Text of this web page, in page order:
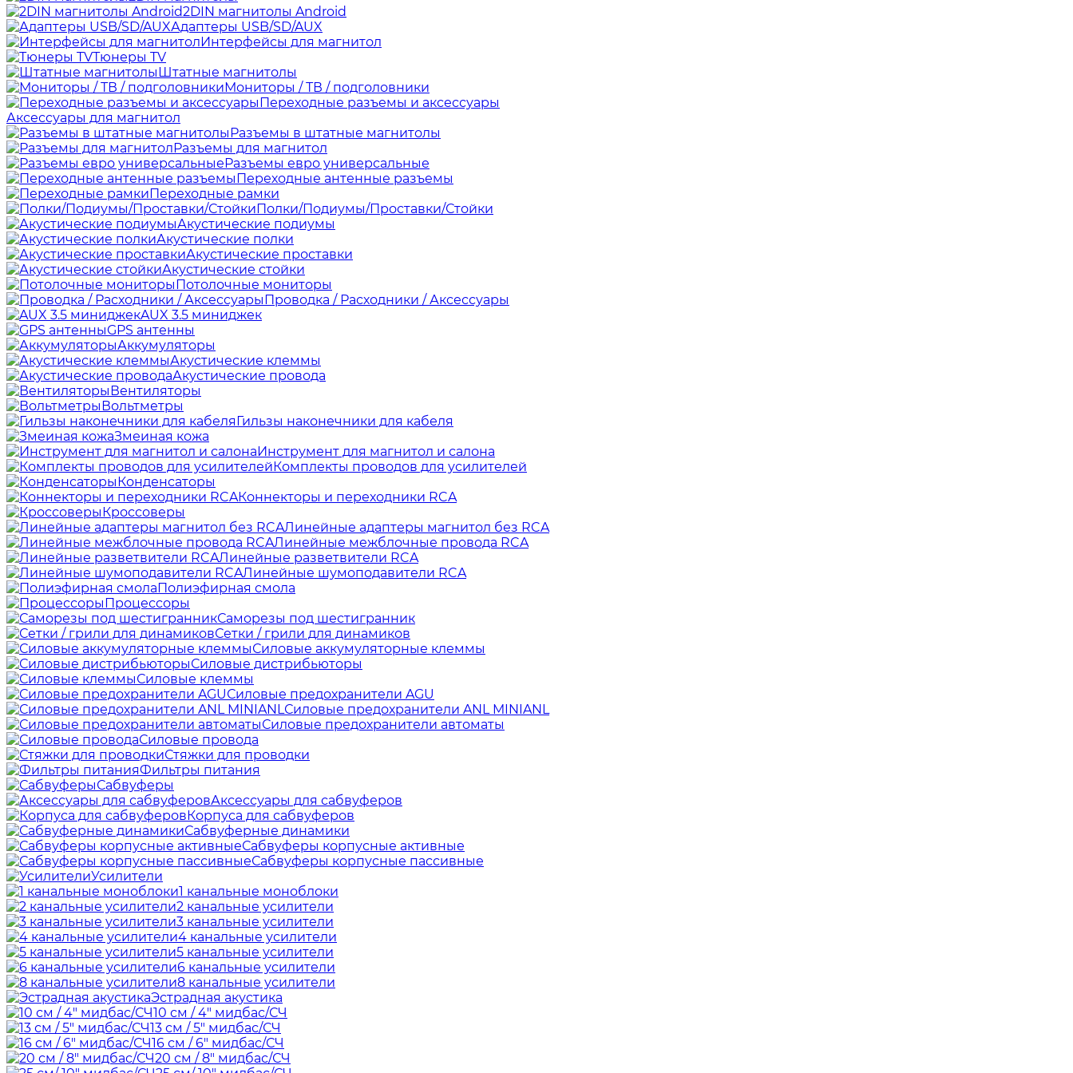
2DIN магнитолы Android
Адаптеры USB/SD/AUX
Интерфейсы для магнитол
Тюнеры TV
Штатные магнитолы
Мониторы / ТВ / подголовники
Переходные разъемы и аксессуары
Аксессуары для магнитол
Разъемы в штатные магнитолы
Разъемы для магнитол
Разъемы евро универсальные
Переходные антенные разъемы
Переходные рамки
Полки/Подиумы/Проставки/Стойки
Акустические подиумы
Акустические полки
Акустические проставки
Акустические стойки
Потолочные мониторы
Проводка / Расходники / Аксессуары
AUX 3.5 миниджек
GPS антенны
Аккумуляторы
Акустические клеммы
Акустические провода
Вентиляторы
Вольтметры
Гильзы наконечники для кабеля
Змеиная кожа
Инструмент для магнитол и салона
Комплекты проводов для усилителей
Конденсаторы
Коннекторы и переходники RCA
Кроссоверы
Линейные адаптеры магнитол без RCA
Линейные межблочные провода RCA
Линейные разветвители RCA
Линейные шумоподавители RCA
Полиэфирная смола
Процессоры
Саморезы под шестигранник
Сетки / грили для динамиков
Силовые аккумуляторные клеммы
Силовые дистрибьюторы
Силовые клеммы
Силовые предохранители AGU
Силовые предохранители ANL MINIANL
Силовые предохранители автоматы
Силовые провода
Стяжки для проводки
Фильтры питания
Сабвуферы
Аксессуары для сабвуферов
Корпуса для сабвуферов
Сабвуферные динамики
Сабвуферы корпусные активные
Сабвуферы корпусные пассивные
Усилители
1 канальные моноблоки
2 канальные усилители
3 канальные усилители
4 канальные усилители
5 канальные усилители
6 канальные усилители
8 канальные усилители
Эстрадная акустика
10 см / 4" мидбас/СЧ
13 см / 5" мидбас/СЧ
16 см / 6" мидбас/СЧ
20 см / 8" мидбас/СЧ